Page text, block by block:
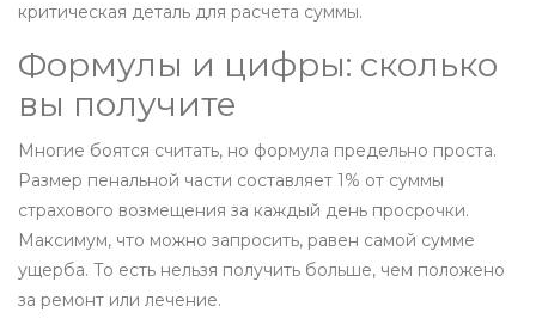
критическая деталь для расчета суммы.
Формулы и цифры: сколько
вы получите
Многие боятся считать, но формула предельно проста.
Размер пенальной части составляет 1% от суммы
страхового возмещения за каждый день просрочки.
Максимум, что можно запросить, равен самой сумме
ущерба. То есть нельзя получить больше, чем положено
за ремонт или лечение.